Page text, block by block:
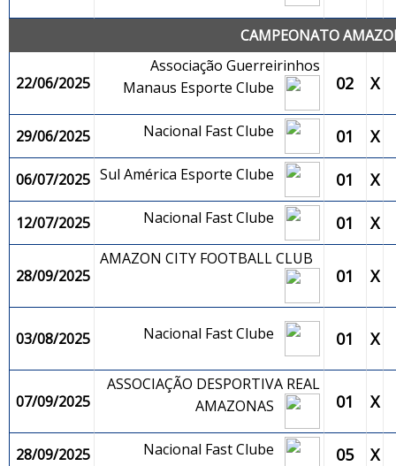
CAMPEONATO
22/06/2025
Associação Guerreirinhos
Manaus Esporte Clube
02 X
29/06/2025 Nacional Fast Clube 01 X
06/07/2025 Sul América Esporte Clube 01 X
12/07/2025 Nacional Fast Clube 01 X
28/09/2025
AMAZON CITY FOOTBALL CLUB
01 X
03/08/2025 Nacional Fast Clube 01 X
07/09/2025
ASSOCIAÇÃO DESPORTIVA REAL
AMAZONAS
01 X
28/09/2025 Nacional Fast Clube 05 X